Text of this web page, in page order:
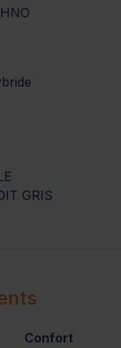
GRIS
Confort